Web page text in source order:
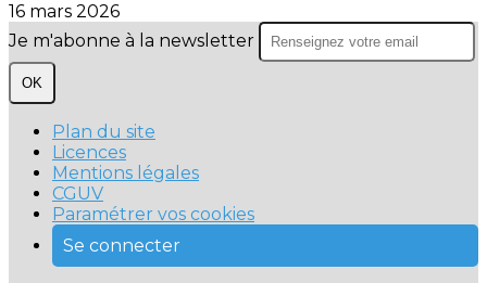
16 mars 2026
Je m'abonne à la newsletter
OK
Plan du site
Licences
Mentions légales
CGUV
Paramétrer vos cookies
Se connecter